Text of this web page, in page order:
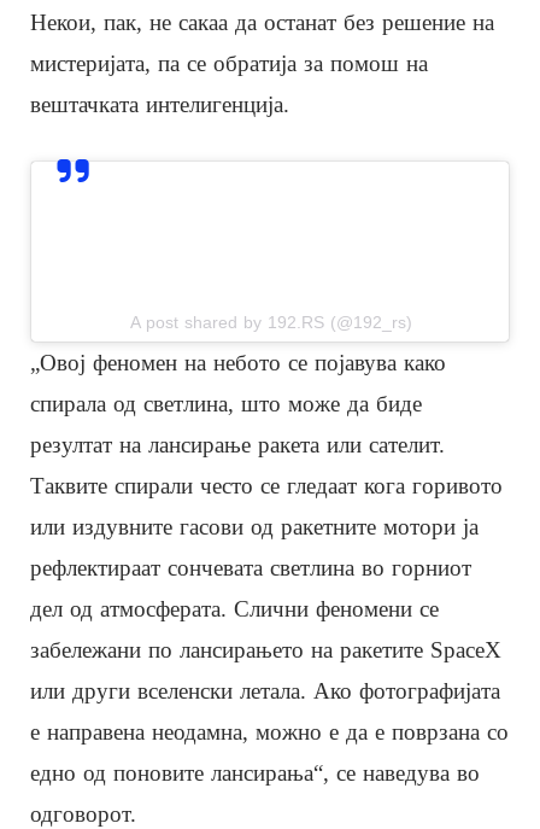
Некои, пак, не сакаа да останат без решение на
мистеријата, па се обратија за помош на
вештачката интелигенција.
A post shared by 192.RS (@192_rs)
„Овој феномен на небото се појавува како
спирала од светлина, што може да биде
резултат на лансирање ракета или сателит.
Таквите спирали често се гледаат кога горивото
или издувните гасови од ракетните мотори ја
рефлектираат сончевата светлина во горниот
дел од атмосферата. Слични феномени се
забележани по лансирањето на ракетите SpaceX
или други вселенски летала. Ако фотографијата
е направена неодамна, можно е да е поврзана со
едно од поновите лансирања“, се наведува во
одговорот.